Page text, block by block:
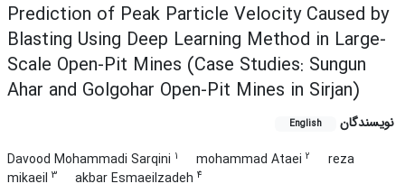
Prediction of Peak Particle Velocity Caused by
Blasting Using Deep Learning Method in Large-
Scale Open-Pit Mines (Case Studies: Sungun
Ahar and Golgohar Open-Pit Mines in Sirjan)
نویسندگان English
Davood Mohammadi Sarqini 1 mohammad Ataei 2
reza
mikaeil 3 akbar Esmaeilzadeh 4